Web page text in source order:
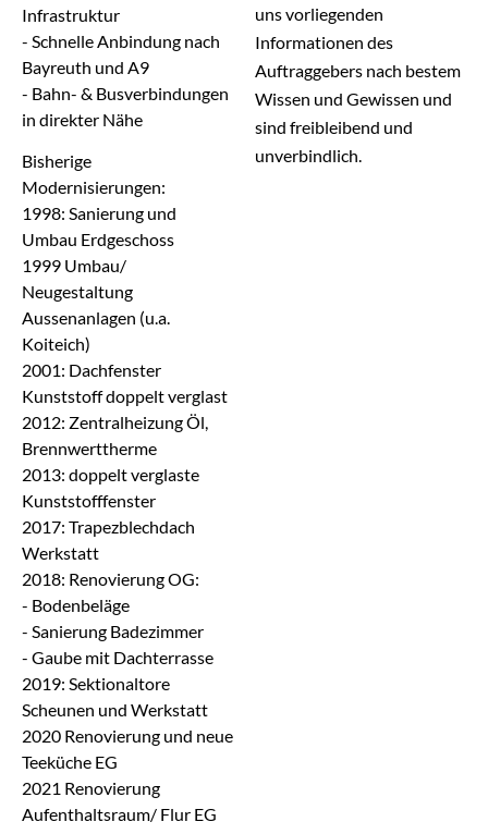
Infrastruktur
- Schnelle Anbindung nach
Bayreuth und A9
- Bahn- & Busverbindungen
in direkter Nähe
Bisherige
Modernisierungen:
1998: Sanierung und
Umbau Erdgeschoss
1999 Umbau/
Neugestaltung
Aussenanlagen (u.a.
Koiteich)
2001: Dachfenster
Kunststoff doppelt verglast
2012: Zentralheizung Öl,
Brennwerttherme
2013: doppelt verglaste
Kunststofffenster
2017: Trapezblechdach
Werkstatt
2018: Renovierung OG:
- Bodenbeläge
- Sanierung Badezimmer
- Gaube mit Dachterrasse
2019: Sektionaltore
Scheunen und Werkstatt
2020 Renovierung und neue
Teeküche EG
2021 Renovierung
Aufenthaltsraum/ Flur EG
uns vorliegenden
Informationen des
Auftraggebers nach bestem
Wissen und Gewissen und
sind freibleibend und
unverbindlich.